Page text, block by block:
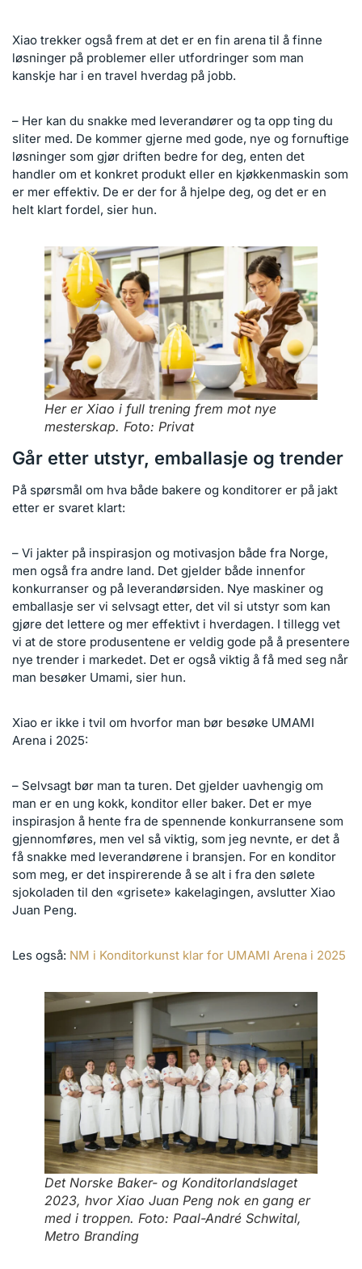
Xiao trekker også frem at det er en fin arena til å finne
løsninger på problemer eller utfordringer som man
kanskje har i en travel hverdag på jobb.
– Her kan du snakke med leverandører og ta opp ting du
sliter med. De kommer gjerne med gode, nye og fornuftige
løsninger som gjør driften bedre for deg, enten det
handler om et konkret produkt eller en kjøkkenmaskin som
er mer effektiv. De er der for å hjelpe deg, og det er en
helt klart fordel, sier hun.
Her er Xiao i full trening frem mot nye
mesterskap. Foto: Privat
Går etter utstyr, emballasje og trender
På spørsmål om hva både bakere og konditorer er på jakt
etter er svaret klart:
– Vi jakter på inspirasjon og motivasjon både fra Norge,
men også fra andre land. Det gjelder både innenfor
konkurranser og på leverandørsiden. Nye maskiner og
emballasje ser vi selvsagt etter, det vil si utstyr som kan
gjøre det lettere og mer effektivt i hverdagen. I tillegg vet
vi at de store produsentene er veldig gode på å presentere
nye trender i markedet. Det er også viktig å få med seg når
man besøker Umami, sier hun.
Xiao er ikke i tvil om hvorfor man bør besøke UMAMI
Arena i 2025:
– Selvsagt bør man ta turen. Det gjelder uavhengig om
man er en ung kokk, konditor eller baker. Det er mye
inspirasjon å hente fra de spennende konkurransene som
gjennomføres, men vel så viktig, som jeg nevnte, er det å
få snakke med leverandørene i bransjen. For en konditor
som meg, er det inspirerende å se alt i fra den sølete
sjokoladen til den «grisete» kakelagingen, avslutter Xiao
Juan Peng.
Les også: NM i Konditorkunst klar for UMAMI Arena i 2025
Det Norske Baker- og Konditorlandslaget
2023, hvor Xiao Juan Peng nok en gang er
med i troppen. Foto: Paal-André Schwital,
Metro Branding